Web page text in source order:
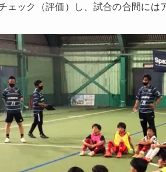
ェック（評価）し、試合の合間には